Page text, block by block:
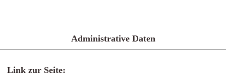
Administrative Daten
Link zur Seite: